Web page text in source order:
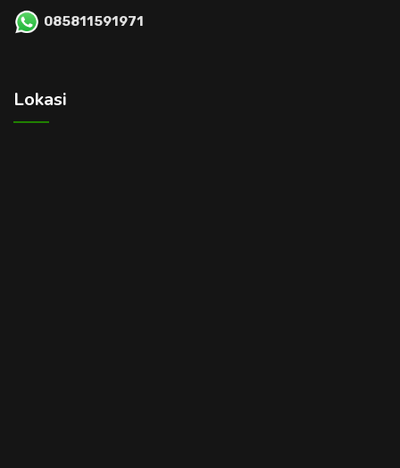
085811591971
Lokasi